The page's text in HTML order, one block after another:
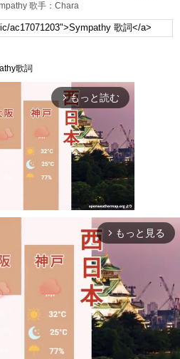
歌手：Chara
歌詞
arrow_forward_ios もっと読む
Mute
arrow_forward_ios もっと見る